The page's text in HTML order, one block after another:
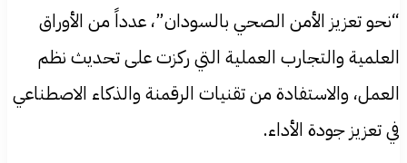
“نحو تعزيز الأمن الصحي بالسودان”، عدداً من الأوراق
العلمية والتجارب العملية التي ركزت على تحديث نظم
العمل، والاستفادة من تقنيات الرقمنة والذكاء الاصطناعي
في تعزيز جودة الأداء.